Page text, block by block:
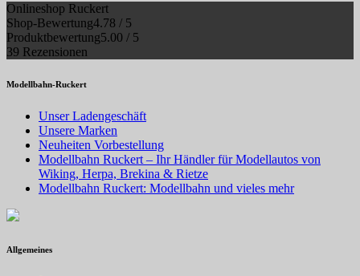
Onlineshop Ruckert
Shop-Bewertung4.78 / 5
Produktbewertung5.00 / 5
39 Rezensionen
Modellbahn-Ruckert
Unser Ladengeschäft
Unsere Marken
Neuheiten Vorbestellung
Modellbahn Ruckert – Ihr Händler für Modellautos von
Wiking, Herpa, Brekina & Rietze
Modellbahn Ruckert: Modellbahn und vieles mehr
Allgemeines